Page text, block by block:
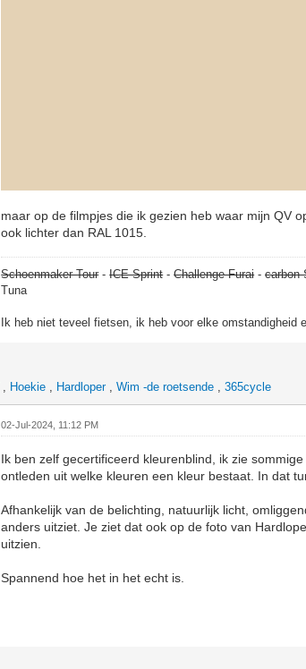
maar op de filmpjes die ik gezien heb waar mijn QV
ook lichter dan RAL 1015.
Schoenmaker Tour-ICE Sprint-Challenge Furai-carbon
Tuna
Ik heb niet teveel fietsen, ik heb voor elke omstandigheid
, Hoekie , Hardloper,Wim -de roetsende ,365cycle
02-Jul-2024, 11:12 PM
Ik ben zelf gecertificeerd kleurenblind, ik zie
ontleden uit welke kleuren een kleur bestaat. In dat
Afhankelijk van de belichting, natuurlijk licht,
anders uitziet. Je ziet dat ook op de foto van
uitzien.
Spannend hoe het in het echt is.